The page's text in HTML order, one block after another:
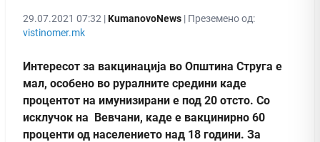
29.07.2021 07:32 |KumanovoNews | Преземено од:
vistinomer.mk
Интересот за вакцинација во Општина Струга е
мал, особено во руралните средини каде
процентот на имунизирани е под 20 отсто. Со
исклучок на Вевчани, каде е вакцинирно 60
проценти од населението над 18 години. За